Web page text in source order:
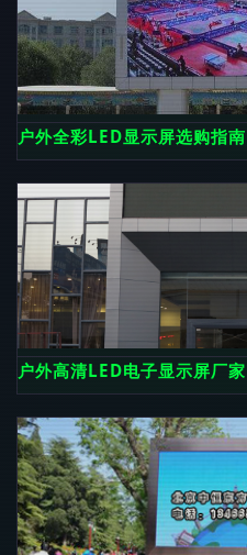
户外全彩LED显示屏选购指
户外高清LED电子显示屏厂